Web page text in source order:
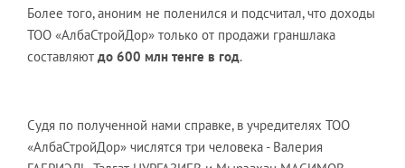
Более того, аноним не поленился и подсчитал, что доходы
ТОО «АлбаСтройДор» только от продажи граншлака
составляют до 600 млн тенге в год.
Судя по полученной нами справке, в учредителях ТОО
«АлбаСтройДор» числятся три человека - Валерия